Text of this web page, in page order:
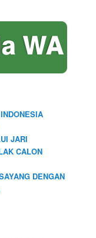
JARI
CALON
DENGAN